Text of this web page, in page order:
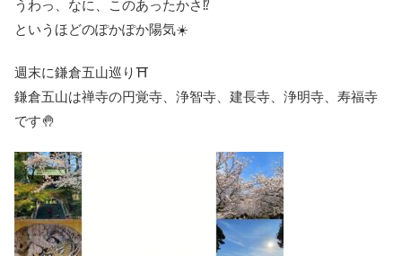
うわっ、なに、このあったかさ⁉️
というほどのぽかぽか陽気☀️
週末に鎌倉五山巡り⛩
鎌倉五山は禅寺の円覚寺、浄智寺、建長寺、浄明寺、寿福寺
です🤚